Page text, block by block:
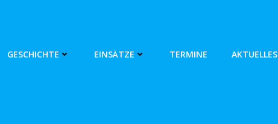
GESCHICHTE EINSÄTZE TERMINE AKTUELLES